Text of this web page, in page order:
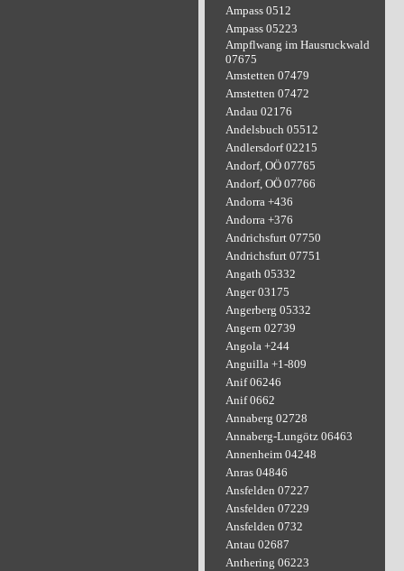
Ampass 0512
Ampass 05223
Ampflwang im Hausruckwald
07675
Amstetten 07479
Amstetten 07472
Andau 02176
Andelsbuch 05512
Andlersdorf 02215
Andorf, OÖ 07765
Andorf, OÖ 07766
Andorra +436
Andorra +376
Andrichsfurt 07750
Andrichsfurt 07751
Angath 05332
Anger 03175
Angerberg 05332
Angern 02739
Angola +244
Anguilla +1-809
Anif 06246
Anif 0662
Annaberg 02728
Annaberg-Lungötz 06463
Annenheim 04248
Anras 04846
Ansfelden 07227
Ansfelden 07229
Ansfelden 0732
Antau 02687
Anthering 06223